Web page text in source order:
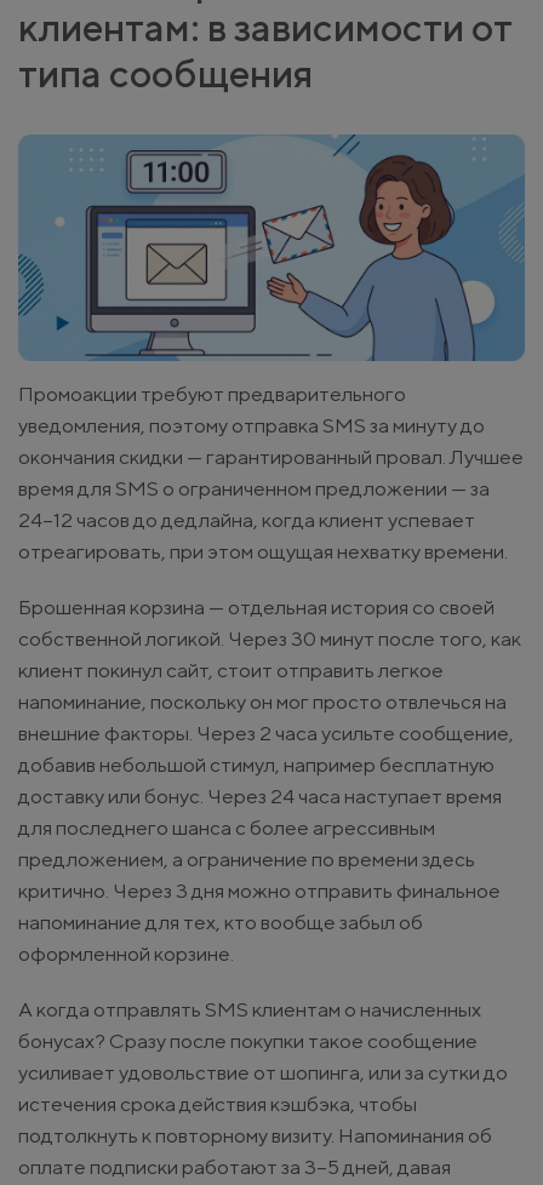
клиентам: в зависимости от
типа сообщения
Промоакции требуют предварительного
уведомления, поэтому отправка SMS за минуту до
окончания скидки — гарантированный провал. Лучшее
время для SMS о ограниченном предложении — за
24–12 часов до дедлайна, когда клиент успевает
отреагировать, при этом ощущая нехватку времени.
Брошенная корзина — отдельная история со своей
собственной логикой. Через 30 минут после того, как
клиент покинул сайт, стоит отправить легкое
напоминание, поскольку он мог просто отвлечься на
внешние факторы. Через 2 часа усильте сообщение,
добавив небольшой стимул, например бесплатную
доставку или бонус. Через 24 часа наступает время
для последнего шанса с более агрессивным
предложением, а ограничение по времени здесь
критично. Через 3 дня можно отправить финальное
напоминание для тех, кто вообще забыл об
оформленной корзине.
А когда отправлять SMS клиентам о начисленных
бонусах? Сразу после покупки такое сообщение
усиливает удовольствие от шопинга, или за сутки до
истечения срока действия кэшбэка, чтобы
подтолкнуть к повторному визиту. Напоминания об
оплате подписки работают за 3–5 дней, давая